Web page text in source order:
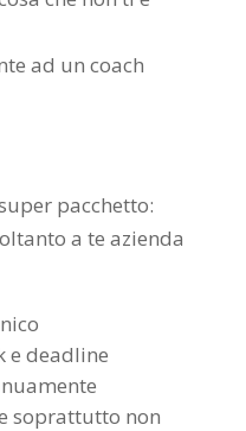
ad un coach
pacchetto:
a te azienda
e deadline
soprattutto non